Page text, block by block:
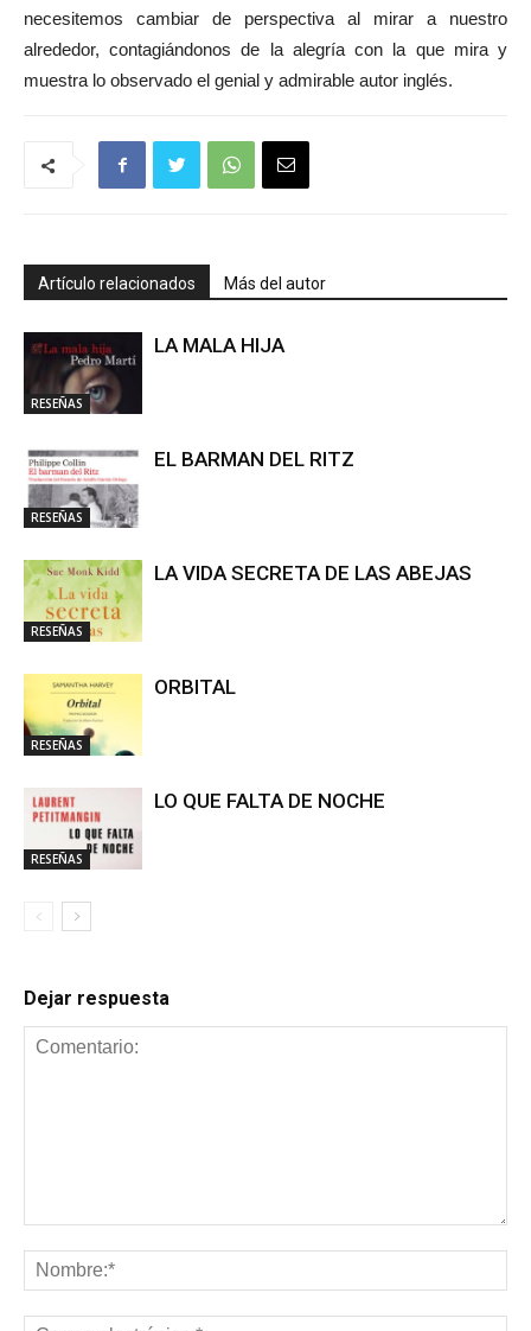
necesitemos cambiar de perspectiva al mirar a nuestro
alrededor, contagiándonos de la alegría con la que mira y
muestra lo observado el genial y admirable autor inglés.
Artículo relacionados Más del autor
RESEÑAS
LA MALA HIJA
RESEÑAS
EL BARMAN DEL RITZ
RESEÑAS
LA VIDA SECRETA DE LAS ABEJAS
RESEÑAS
ORBITAL
RESEÑAS
LO QUE FALTA DE NOCHE
Dejar respuesta